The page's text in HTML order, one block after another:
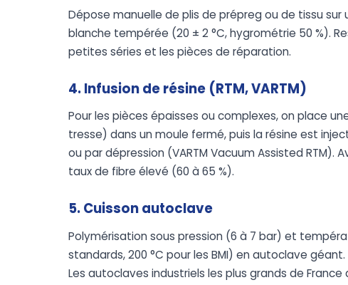
Dépose manuelle de plis de prépreg ou de tissu
blanche tempérée (20 ± 2 °C, hygrométrie 50 %).
petites séries et les pièces de réparation.
4. Infusion de résine (RTM, VARTM)
Pour les pièces épaisses ou complexes, on place
tresse) dans un moule fermé, puis la résine est
ou par dépression (VARTM Vacuum Assisted RTM).
taux de fibre élevé (60 à 65 %).
5. Cuisson autoclave
Polymérisation sous pression (6 à 7 bar) et
standards, 200 °C pour les BMI) en autoclave
Les autoclaves industriels les plus grands de